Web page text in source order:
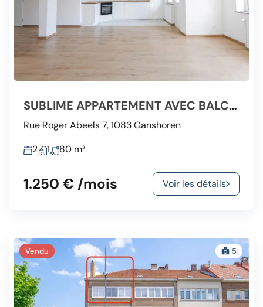
SUBLIME APPARTEMENT AVEC BALCON PLEIN SUD RÉNOVÉ
Rue Roger Abeels 7, 1083 Ganshoren
2
1 80 m²
1.250 € /mois Voir les détails
Vendu 5